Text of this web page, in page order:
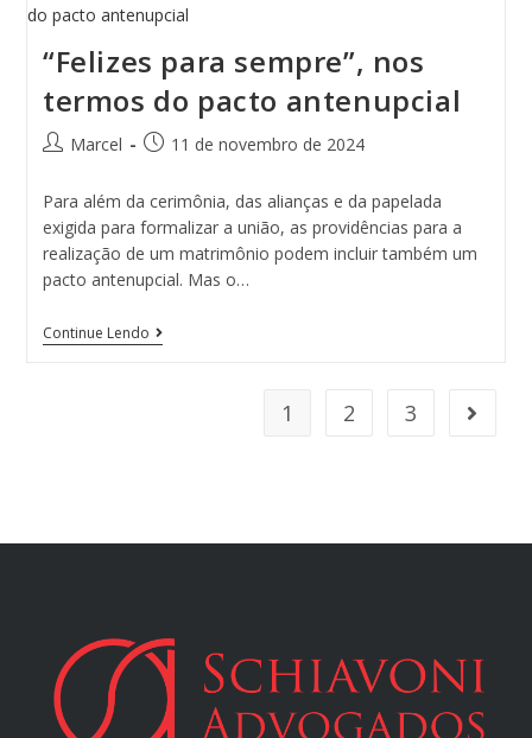
“Felizes para sempre”, nos
termos do pacto antenupcial
Marcel 11 de novembro de 2024
Para além da cerimônia, das alianças e da papelada
exigida para formalizar a união, as providências para a
realização de um matrimônio podem incluir também um
pacto antenupcial. Mas o…
Continue Lendo
1 2 3